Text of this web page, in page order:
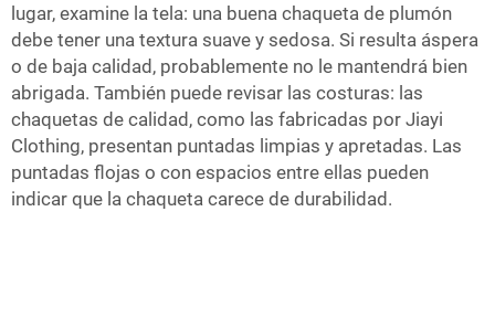
lugar, examine la tela: una buena chaqueta de plumón
debe tener una textura suave y sedosa. Si resulta áspera
o de baja calidad, probablemente no le mantendrá bien
abrigada. También puede revisar las costuras: las
chaquetas de calidad, como las fabricadas por Jiayi
Clothing, presentan puntadas limpias y apretadas. Las
puntadas flojas o con espacios entre ellas pueden
indicar que la chaqueta carece de durabilidad.